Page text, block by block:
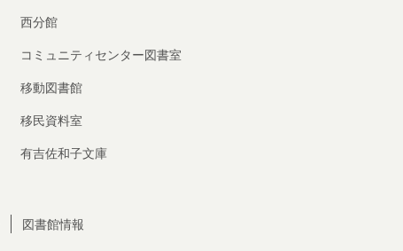
西分館
コミュニティセンター図書室
移動図書館
移民資料室
有吉佐和子文庫
図書館情報